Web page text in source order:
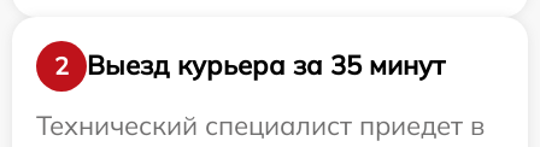
2
Выезд курьера за 35 минут
Технический специалист приедет в